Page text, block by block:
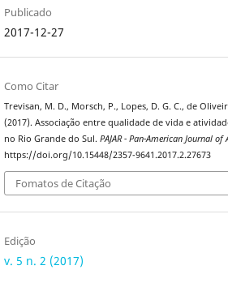
Publicado
2017-12-27
Como Citar
Trevisan, M. D., Morsch, P., Lopes, D. G. C., de
(2017). Associação entre qualidade de vida e
no Rio Grande do Sul. PAJAR - Pan-American Journal of
https://doi.org/10.15448/2357-9641.2017.2.27673
Fomatos de Citação
Edição
v. 5 n. 2 (2017)